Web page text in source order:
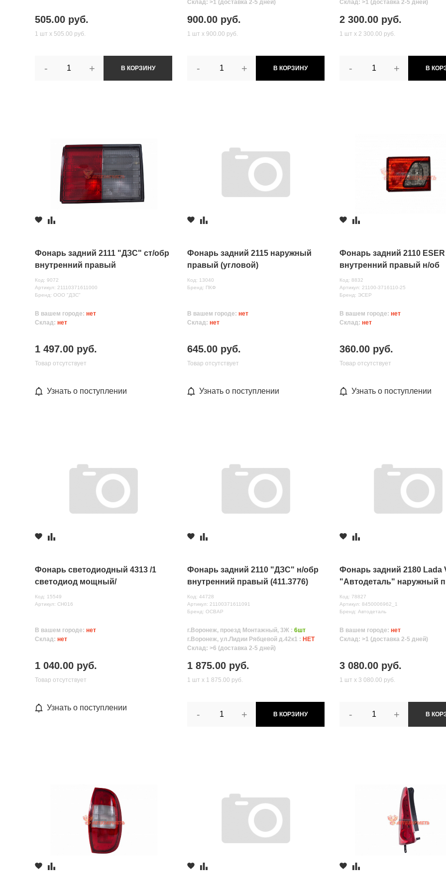
505.00 руб.
1 шт х 505.00 руб.
- + В КОРЗИНУ
Склад: >1 (доставка 2-5 дней)
900.00 руб.
1 шт х 900.00 руб.
- + В КОРЗИНУ
Склад: >1 (доставка 2-5 дней)
2 300.00 руб.
1 шт х 2 300.00 руб.
- + В
Фонарь задний 2111 "ДЗС" ст/обр
внутренний правый
Код: 9072
Артикул: 21110371611000
Бренд: ООО "ДЗС"
В вашем городе: нет
Склад: нет
1 497.00 руб.
Товар отсутствует
Узнать о поступлении
Фонарь задний 2115 наружный
правый (угловой)
Код: 13040
Бренд: ПКФ
В вашем городе:нет
Склад:нет
645.00 руб.
Товар отсутствует
Узнать о поступлении
Фонарь задний 2110 ESER
внутренний правый н/об
(тонирован)
Код: 8832
Артикул: 21100-3716110-25
Бренд: ЭСЕР
В вашем городе:нет
Склад:нет
360.00 руб.
Товар отсутствует
Узнать о поступлении
Фонарь светодиодный 4313 /1
светодиод мощный/
Код: 15549
Артикул: СН016
В вашем городе: нет
Склад: нет
1 040.00 руб.
Товар отсутствует
Узнать о поступлении
Фонарь задний 2110 "ДЗС" н/обр
внутренний правый (411.3776)
Код: 44728
Артикул: 21100371611091
Бренд: ОСВАР
г.Воронеж, проезд Монтажный, 3Ж :6шт
г.Воронеж, ул.Лидии Рябцевой д.42к1 : НЕТ
Склад: >6 (доставка 2-5 дней)
1 875.00 руб.
1 шт х 1 875.00 руб.
- + В КОРЗИНУ
Фонарь задний 2180 Lada
"Автодеталь" наружный
Код: 78827
Артикул: 8450006962_1
Бренд: Автодеталь
В вашем городе:нет
Склад: >1 (доставка 2-5 дней)
3 080.00 руб.
1 шт х 3 080.00 руб.
- + В